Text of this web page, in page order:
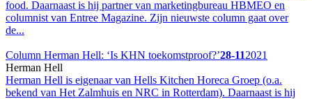
food. Daarnaast is hij partner van marketingbureau HBMEO en
columnist van Entree Magazine. Zijn nieuwste column gaat over
de...
Column Herman Hell: ‘Is KHN toekomstproof?’28-112021
Herman Hell
Herman Hell is eigenaar van Hells Kitchen Horeca Groep (o.a.
bekend van Het Zalmhuis en NRC in Rotterdam). Daarnaast is hij